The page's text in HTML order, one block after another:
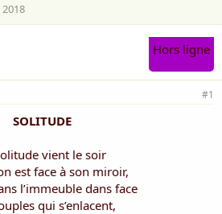
Hors ligne
#1
SOLITUDE
vient le soir
est face à son miroir,
l’immeuble dans face
qui s’enlacent,